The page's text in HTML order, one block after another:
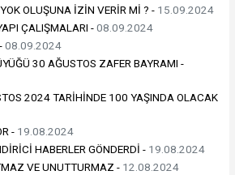
OLUŞUNA İZİN VERİR Mİ ? - 15.09.2024
ÇALIŞMALARI -08.09.2024
08.09.2024
30 AĞUSTOS ZAFER BAYRAMI -
2024 TARİHİNDE 100 YAŞINDA OLACAK
- 19.08.2024
HABERLER GÖNDERDİ - 19.08.2024
VE UNUTTURMAZ - 12.08.2024